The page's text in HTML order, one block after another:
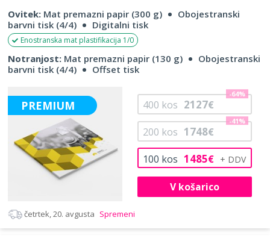
Ovitek: Mat premazni papir (300 g)
Obojestranski
barvni tisk (4/4)
Digitalni tisk
Enostranska mat plastifikacija 1/0
Notranjost: Mat premazni papir (130 g)
Obojestranski
barvni tisk (4/4)
Offset tisk
PREMIUM
100 kos 1485€
200 kos 1748€
-41%
400 kos 2127€
-64%
V košarico
četrtek, 20. avgusta Spremeni